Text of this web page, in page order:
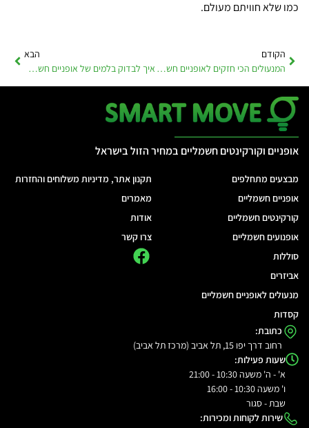
כמו שלא חוויתם מעולם.
הקודם
המנעולים הכי חזקים לאופניים חשמליים – כך תשמרו עליהם באמת מפני גניבה
הבא
איך לבדוק בלמים של אופניים חשמליים: שמירה על בטיחות הרכיבה מתחילה כאן
אופניים וקורקינטים חשמליים במחיר הזול בישראל
מבצעים מתחלפים
אופניים חשמליים
קורקינטים חשמליים
אופנועים חשמליים
סוללות
אביזרים
מנעולים לאופניים חשמליים
קסדות
תקנון אתר, מדיניות משלוחים והחזרות
מאמרים
אודות
צרו קשר
כתובת:
רחוב דרך יפו 15, תל אביב (מרכז תל אביב)
שעות פעילות:
א' - ה' משעה 10:30 - 21:00
ו' משעה 10:30 - 16:00
שבת - סגור
שירות לקוחות ומכירות: